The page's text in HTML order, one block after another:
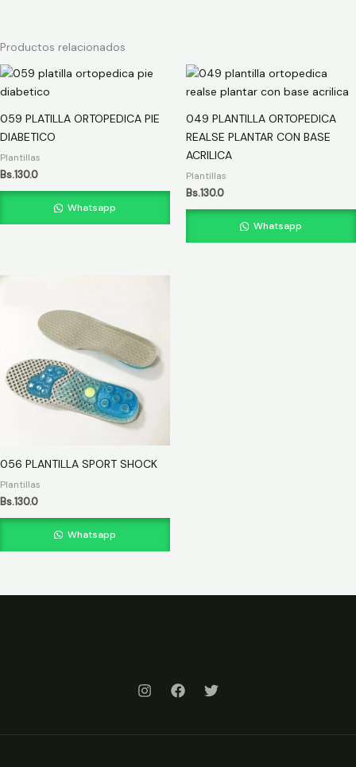
Productos relacionados
059 PLATILLA ORTOPEDICA PIE
DIABETICO
Plantillas
Bs.130.0
Whatsapp
049 PLANTILLA ORTOPEDICA
REALSE PLANTAR CON BASE
ACRILICA
Plantillas
Bs.130.0
Whatsapp
056 PLANTILLA SPORT SHOCK
Plantillas
Bs.130.0
Whatsapp